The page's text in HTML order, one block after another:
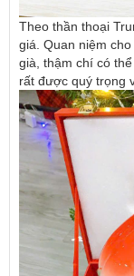
Theo thần thoại
giá. Quan niệm
già, thậm chí có
rất được quý trọng